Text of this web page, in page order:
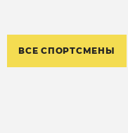
ВСЕ СПОРТСМЕНЫ